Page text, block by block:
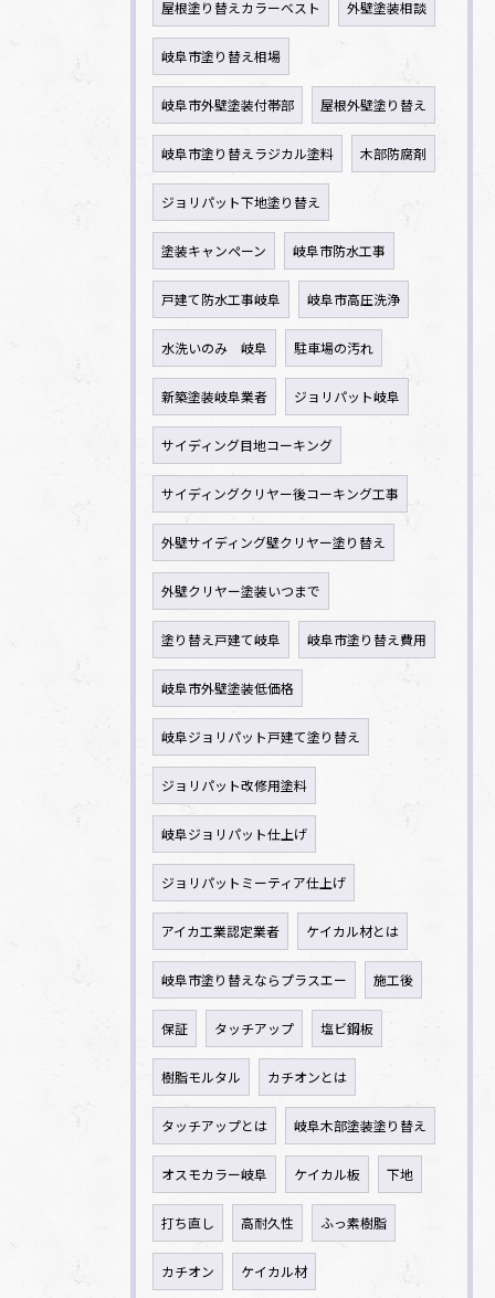
屋根塗り替えカラーベスト 外壁塗装相談
岐阜市塗り替え相場
岐阜市外壁塗装付帯部 屋根外壁塗り替え
岐阜市塗り替えラジカル塗料 木部防腐剤
ジョリパット下地塗り替え
塗装キャンペーン 岐阜市防水工事
戸建て防水工事岐阜 岐阜市高圧洗浄
水洗いのみ 岐阜 駐車場の汚れ
新築塗装岐阜業者 ジョリパット岐阜
サイディング目地コーキング
サイディングクリヤー後コーキング工事
外壁サイディング壁クリヤー塗り替え
外壁クリヤー塗装いつまで
塗り替え戸建て岐阜 岐阜市塗り替え費用
岐阜市外壁塗装低価格
岐阜ジョリパット戸建て塗り替え
ジョリパット改修用塗料
岐阜ジョリパット仕上げ
ジョリパットミーティア仕上げ
アイカ工業認定業者 ケイカル材とは
岐阜市塗り替えならプラスエー 施工後
保証 タッチアップ 塩ビ鋼板
樹脂モルタル カチオンとは
タッチアップとは 岐阜木部塗装塗り替え
オスモカラー岐阜 ケイカル板 下地
打ち直し 高耐久性 ふっ素樹脂
カチオン ケイカル材